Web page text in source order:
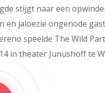
stijgt naar een
en jaloezie ongenode
speelde The Wild
in theater Junushoff te